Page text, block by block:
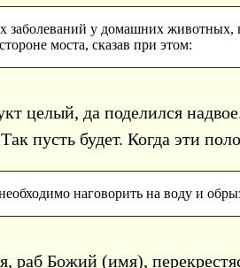
заболеваний у домашних животных,
моста, сказав при этом:
целый, да поделился
пусть будет. Когда эти
наговорить на воду и
раб Божий (имя),